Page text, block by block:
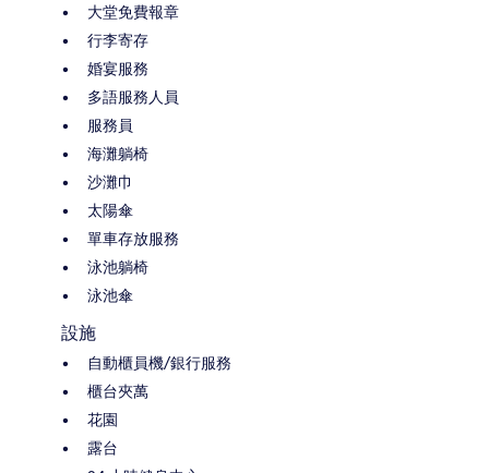
大堂免費報章
行李寄存
婚宴服務
多語服務人員
服務員
海灘躺椅
沙灘巾
太陽傘
單車存放服務
泳池躺椅
泳池傘
設施
自動櫃員機/銀行服務
櫃台夾萬
花園
露台